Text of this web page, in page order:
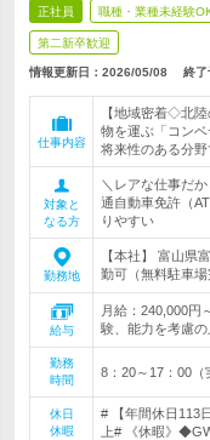
正社員 職種・業種未経験
第二新卒歓迎
情報更新日：2026/05/08 終了
仕事内容
【地域密着◇北
物を運ぶ「コン
将来性のある分野
対象と
なる方
＼レアな仕事だ
通自動車免許（
りやすい
勤務地
【本社】 富山
勤可（無料駐車
給与
月給：240,000円
験、能力を考慮
勤務
時間
8：20～17：00（
休日
休暇
# 【年間休日113
上# 《休暇》